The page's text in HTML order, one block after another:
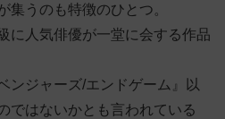
集うのも特徴のひとつ。
に人気俳優が一堂に会する作品
ンジャーズ/エンドゲーム』以
ではないかとも言われている